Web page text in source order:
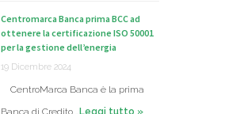
Centromarca Banca prima BCC ad
ottenere la certificazione ISO 50001
per la gestione dell’energia
19 Dicembre 2024
CentroMarca Banca è la prima
Banca di Credito …Leggi tutto »